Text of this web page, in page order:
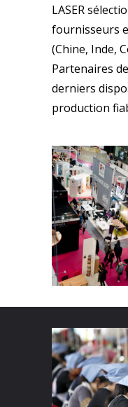
LASER
fournisseurs
(Chine, Inde,
Partenaires
derniers
production